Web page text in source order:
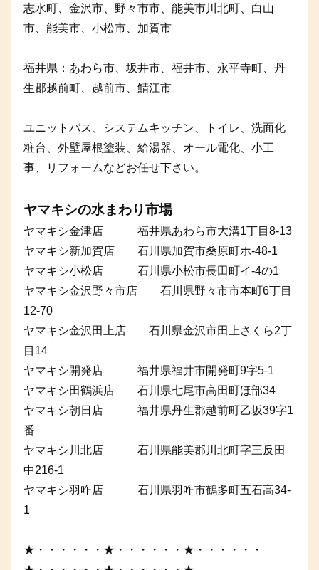
志水町、金沢市、野々市市、能美市川北町、白山
市、能美市、小松市、加賀市
福井県：あわら市、坂井市、福井市、永平寺町、丹
生郡越前町、越前市、鯖江市
ユニットバス、システムキッチン、トイレ、洗面化
粧台、外壁屋根塗装、給湯器、オール電化、小工
事、リフォームなどお任せ下さい。
ヤマキシの水まわり市場
ヤマキシ金津店 福井県あわら市大溝1丁目8-13
ヤマキシ新加賀店 石川県加賀市桑原町ホ-48-1
ヤマキシ小松店 石川県小松市長田町イ-4の1
ヤマキシ金沢野々市店 石川県野々市市本町6丁目
12-70
ヤマキシ金沢田上店 石川県金沢市田上さくら2丁
目14
ヤマキシ開発店 福井県福井市開発町9字5-1
ヤマキシ田鶴浜店 石川県七尾市高田町ほ部34
ヤマキシ朝日店 福井県丹生郡越前町乙坂39字1
番
ヤマキシ川北店 石川県能美郡川北町字三反田
中216-1
ヤマキシ羽咋店 石川県羽咋市鶴多町五石高34-
1
★・・・・・・★・・・・・・★・・・・・・